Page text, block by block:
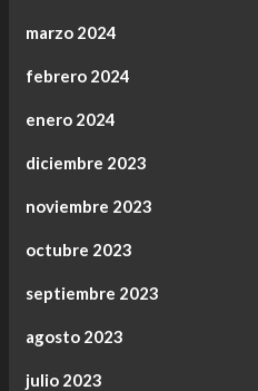
marzo 2024
febrero 2024
enero 2024
diciembre 2023
noviembre 2023
octubre 2023
septiembre 2023
agosto 2023
julio 2023